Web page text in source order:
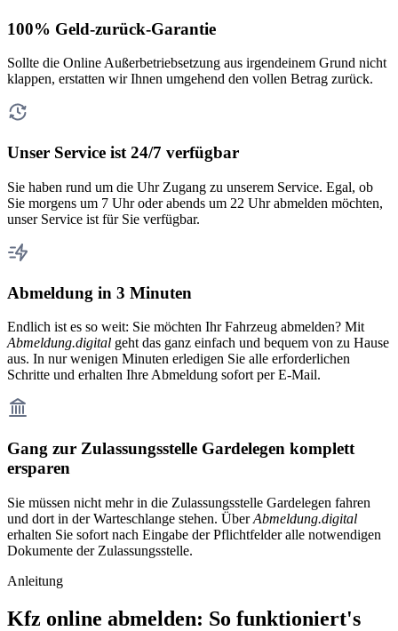
100% Geld-zurück-Garantie
Sollte die Online Außerbetriebsetzung aus irgendeinem Grund nicht
klappen, erstatten wir Ihnen umgehend den vollen Betrag zurück.
Unser Service ist 24/7 verfügbar
Sie haben rund um die Uhr Zugang zu unserem Service. Egal, ob
Sie morgens um 7 Uhr oder abends um 22 Uhr abmelden möchten,
unser Service ist für Sie verfügbar.
Abmeldung in 3 Minuten
Endlich ist es so weit: Sie möchten Ihr Fahrzeug abmelden? Mit
Abmeldung.digital geht das ganz einfach und bequem von zu Hause
aus. In nur wenigen Minuten erledigen Sie alle erforderlichen
Schritte und erhalten Ihre Abmeldung sofort per E-Mail.
Gang zur Zulassungsstelle Gardelegen komplett
ersparen
Sie müssen nicht mehr in die Zulassungsstelle Gardelegen fahren
und dort in der Warteschlange stehen. ÜberAbmeldung.digital
erhalten Sie sofort nach Eingabe der Pflichtfelder alle notwendigen
Dokumente der Zulassungsstelle.
Anleitung
Kfz online abmelden: So funktioniert's